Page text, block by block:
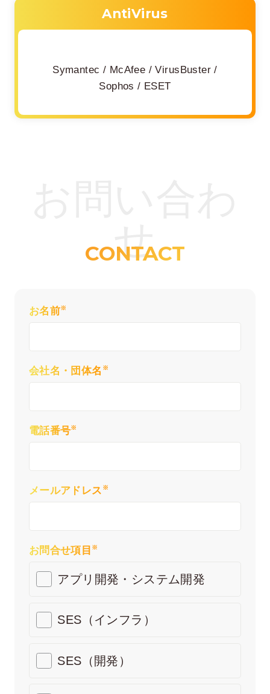
AntiVirus
Symantec / McAfee / VirusBuster /
Sophos / ESET
せ
CONTACT
お名前※
会社名・団体名 ※
電話番号※
メールアドレス ※
お問合せ項目 ※
アプリ開発・システム開発
SES（インフラ）
SES（開発）